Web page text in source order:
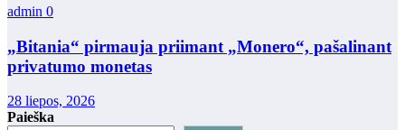
admin 0
„Bitania“ pirmauja priimant „Monero“, pašalinant
privatumo monetas
28 liepos, 2026
Paieška